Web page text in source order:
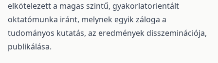
elkötelezett a magas szintű, gyakorlatorientált
oktatómunka iránt, melynek egyik záloga a
tudományos kutatás, az eredmények disszeminációja,
publikálása.